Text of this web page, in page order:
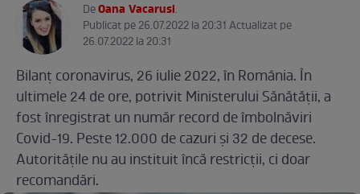
DeOana Vacarusi.
Publicat pe 26.07.2022 la 20:31 Actualizat pe
26.07.2022 la 20:31
Bilanţ coronavirus, 26 iulie 2022, în România. În
ultimele 24 de ore, potrivit Ministerului Sănătății, a
fost înregistrat un număr record de îmbolnăviri
Covid-19. Peste 12.000 de cazuri şi 32 de decese.
Autorităţile nu au instituit încă restricţii, ci doar
recomandări.